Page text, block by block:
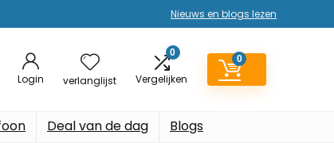
Nieuws en blogs lezen
Login verlanglijst
0
Vergelijken
0
Deal van de dag Blogs